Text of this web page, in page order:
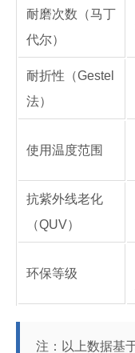
耐磨次数（马丁
代尔）
耐折性（Gestel
法）
使用温度范围
抗紫外线老化
（QUV）
环保等级
注：以上数据基